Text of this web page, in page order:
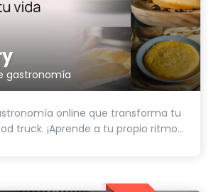
gastronomía
online que transforma tu
truck. ¡Aprende a tu propio ritmo...